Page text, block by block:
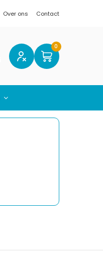
Over ons Contact